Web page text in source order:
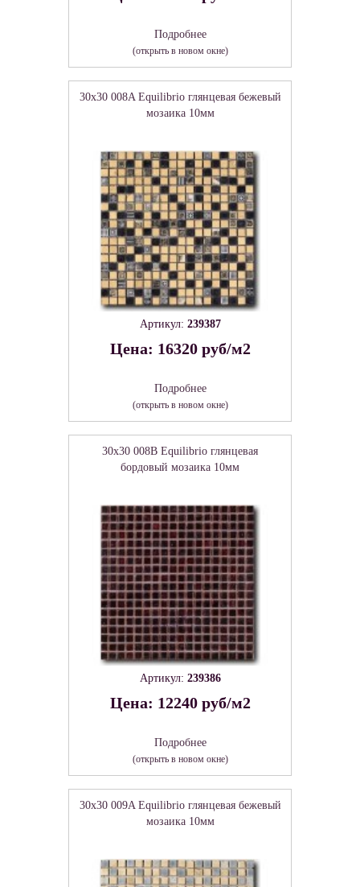
Подробнее
(открыть в новом окне)
30x30 008A Equilibrio глянцевая бежевый
мозаика 10мм
Артикул: 239387
Цена: 16320 руб/м2
Подробнее
(открыть в новом окне)
30x30 008B Equilibrio глянцевая
бордовый мозаика 10мм
Артикул: 239386
Цена: 12240 руб/м2
Подробнее
(открыть в новом окне)
30x30 009A Equilibrio глянцевая бежевый
мозаика 10мм